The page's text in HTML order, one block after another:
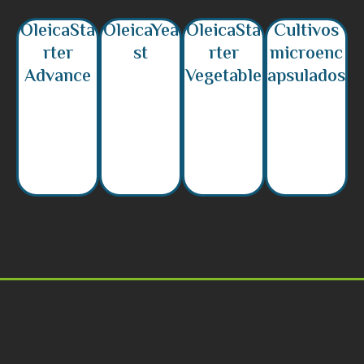
OleicaSta
rter
Advance
OleicaYea
st
OleicaSta
rter
Vegetable
Cultivos
microenc
apsulados